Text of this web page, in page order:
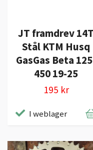
JT framdrev 14T
Stål KTM Husq
GasGas Beta
450 19-25
195 kr
I weblager